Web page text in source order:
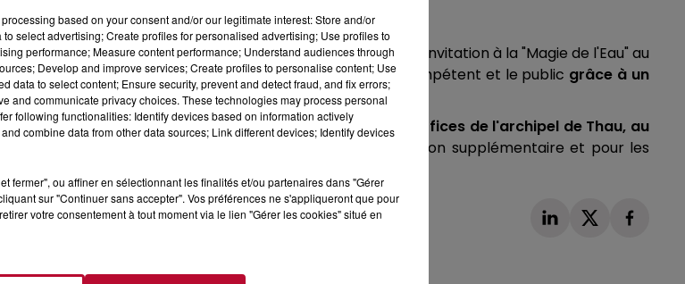
Escale de 5 jours aux Thermes de Balaruc-les-Bains, une invitation à la "Magie de l'Eau" au
eau thermale. La nouvelle Miss sera élue par un jury compétent et le public grâce à un
de tourisme de Balaruc-les-Bains et dans tous les offices de l'archipel de Thau, au
car le nombre de places est limité. Pour toute information supplémentaire et pour les
based on your consent and/or our legitimate interest: Store and/or
select advertising; Create profiles for personalised advertising; Use profiles to
performance; Measure content performance; Understand audiences through
Develop and improve services; Create profiles to personalise content; Use
data to select content; Ensure security, prevent and detect fraud, and fix errors;
and communicate privacy choices. These technologies may process personal
following functionalities: Identify devices based on information actively
combine data from other data sources; Link different devices; Identify devices
fermer", ou affiner en sélectionnant les finalités et/ou partenaires dans "Gérer
sur "Continuer sans accepter". Vos préférences ne s'appliqueront que pour
votre consentement à tout moment via le lien "Gérer les cookies" situé en